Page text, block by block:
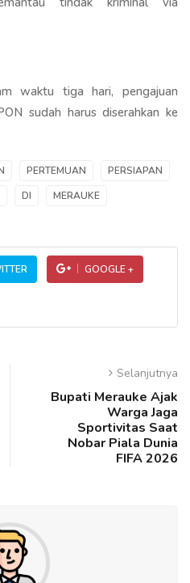
waktu tiga hari, pengajuan
sudah harus diserahkan ke
PERTEMUAN
PERSIAPAN
DI MERAUKE
GOOGLE +
Selanjutnya
Bupati Merauke Ajak
Warga Jaga
Sportivitas Saat
Nobar Piala Dunia
FIFA 2026